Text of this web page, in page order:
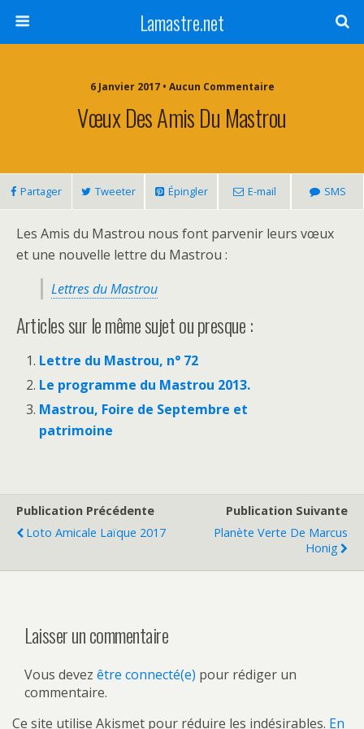
Lamastre.net
6 Janvier 2017 • Aucun Commentaire
Vœux Des Amis Du Mastrou
Partager Tweeter Épingler E-mail SMS
Les Amis du Mastrou nous font parvenir leurs vœux
et une nouvelle lettre du Mastrou :
Lettres du Mastrou
Articles sur le même sujet ou presque :
Lettre du Mastrou, n° 72
Le programme du Mastrou 2013.
Mastrou, Foire de Septembre et
patrimoine
Publication Précédente
Loto Amicale Laïque 2017
Publication Suivante
Planète Verte De Marcus
Honig
Laisser un commentaire
Vous devez être connecté(e) pour rédiger un
commentaire.
Ce site utilise Akismet pour réduire les indésirables. En